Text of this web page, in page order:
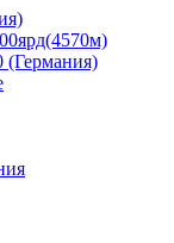
(Германия)